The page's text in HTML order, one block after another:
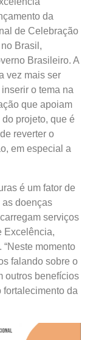
da
de Celebração
Brasil,
Brasileiro. A
vez mais ser
inserir o tema na
que apoiam
projeto, que é
reverter o
em especial a
é um fator de
as doenças
serviços
Excelência,
momento
falando sobre o
outros benefícios
fortalecimento da